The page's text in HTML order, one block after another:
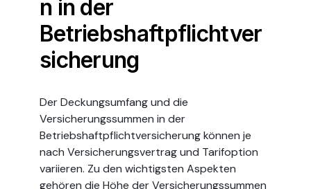
n in der
Betriebshaftpflichtver
sicherung
Der Deckungsumfang und die
Versicherungssummen in der
Betriebshaftpflichtversicherung können je
nach Versicherungsvertrag und Tarifoption
variieren. Zu den wichtigsten Aspekten
gehören die Höhe der Versicherungssummen